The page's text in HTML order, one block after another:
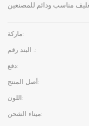
ماركة:
البند رقم .:
دفع:
أصل المنتج:
اللون:
ميناء الشحن: